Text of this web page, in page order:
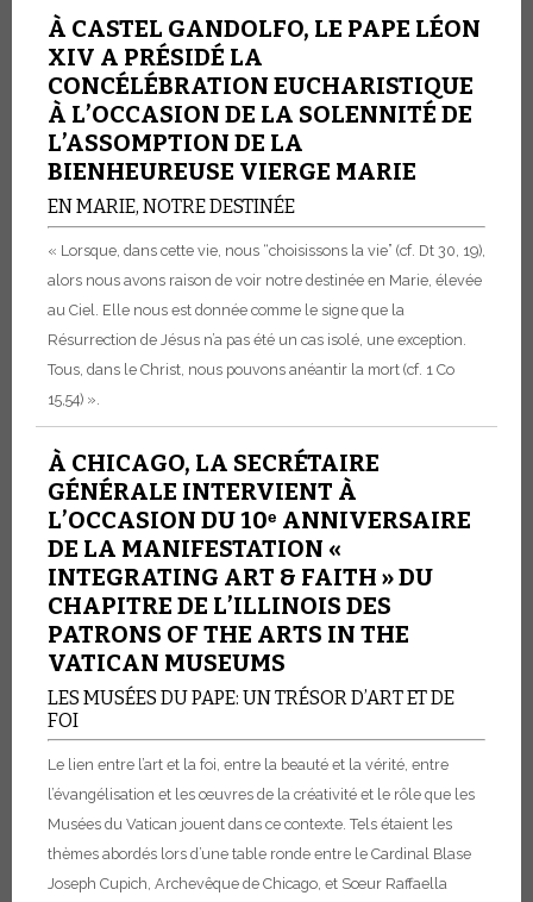
À CASTEL GANDOLFO, LE PAPE LÉON
XIV A PRÉSIDÉ LA
CONCÉLÉBRATION EUCHARISTIQUE
À L’OCCASION DE LA SOLENNITÉ DE
L’ASSOMPTION DE LA
BIENHEUREUSE VIERGE MARIE
EN MARIE, NOTRE DESTINÉE
« Lorsque, dans cette vie, nous “choisissons la vie” (cf. Dt 30, 19),
alors nous avons raison de voir notre destinée en Marie, élevée
au Ciel. Elle nous est donnée comme le signe que la
Résurrection de Jésus n’a pas été un cas isolé, une exception.
Tous, dans le Christ, nous pouvons anéantir la mort (cf. 1 Co
15,54) ».
À CHICAGO, LA SECRÉTAIRE
GÉNÉRALE INTERVIENT À
L’OCCASION DU 10ᵉ ANNIVERSAIRE
DE LA MANIFESTATION «
INTEGRATING ART & FAITH » DU
CHAPITRE DE L’ILLINOIS DES
PATRONS OF THE ARTS IN THE
VATICAN MUSEUMS
LES MUSÉES DU PAPE: UN TRÉSOR D’ART ET DE
FOI
Le lien entre l’art et la foi, entre la beauté et la vérité, entre
l’évangélisation et les œuvres de la créativité et le rôle que les
Musées du Vatican jouent dans ce contexte. Tels étaient les
thèmes abordés lors d’une table ronde entre le Cardinal Blase
Joseph Cupich, Archevêque de Chicago, et Sœur Raffaella